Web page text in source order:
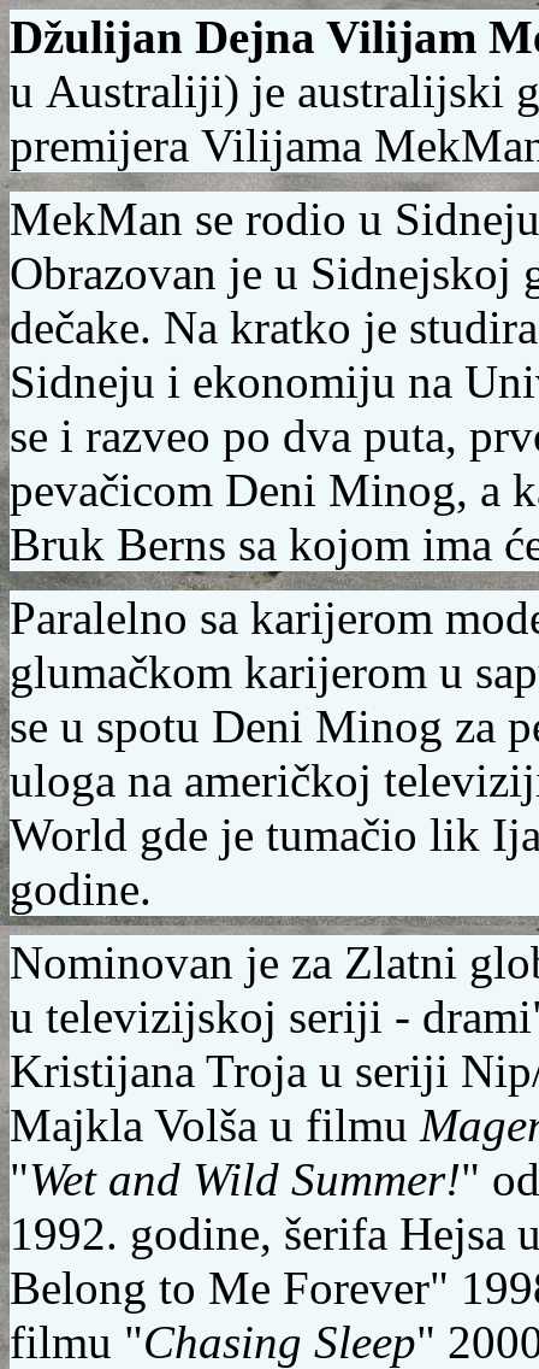
Džulijan Dejna Vilijam
u Australiji) je australijski
premijera Vilijama
MekMan se rodio u Sidneju
Obrazovan je u
dečake. Na kratko je
Sidneju i ekonomiju na
se i razveo po dva puta,
pevačicom Deni Minog, a
Bruk Berns sa kojom ima
Paralelno sa karijerom
glumačkom karijerom u
se u spotu Deni Minog za
uloga na američkoj
World gde je tumačio lik
godine.
Nominovan je za Zlatni
u televizijskoj seriji -
Kristijana Troja u seriji
Majkla Volša u filmu
"Wet and Wild Summer!"
1992. godine, šerifa Hejsa
Belong to Me Forever"
filmu "Chasing Sleep"